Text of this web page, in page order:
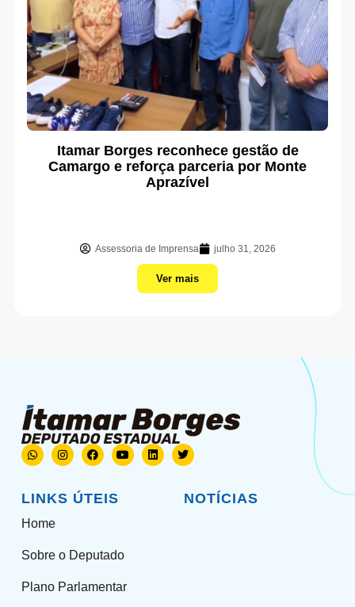
Itamar Borges reconhece gestão de
Camargo e reforça parceria por Monte
Aprazível
Assessoria de Imprensa julho 31, 2026
Ver mais
LINKS ÚTEIS
Home
Sobre o Deputado
Plano Parlamentar
NOTÍCIAS